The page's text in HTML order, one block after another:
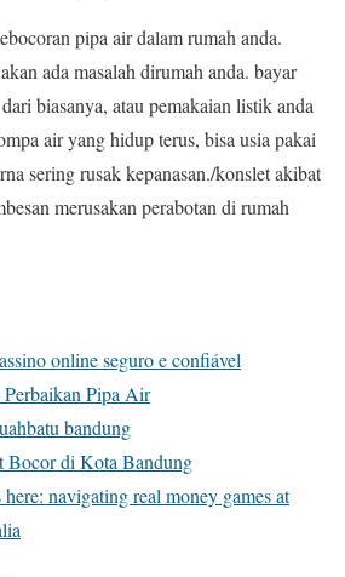
pipa air dalam rumah anda.
ada masalah dirumah anda. bayar
biasanya, atau pemakaian listik anda
air yang hidup terus, bisa usia pakai
sering rusak kepanasan./konslet akibat
merusakan perabotan di rumah
online seguro e confiável
Pipa Air
bandung
Bocor di Kota Bandung
navigating real money games at